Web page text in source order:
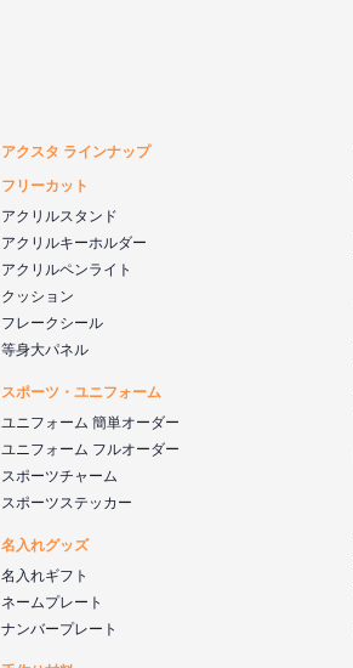
アクスタ ラインナップ
フリーカット
アクリルスタンド
アクリルキーホルダー
アクリルペンライト
クッション
フレークシール
等身大パネル
スポーツ・ユニフォーム
ユニフォーム 簡単オーダー
ユニフォーム フルオーダー
スポーツチャーム
スポーツステッカー
名入れグッズ
名入れギフト
ネームプレート
ナンバープレート